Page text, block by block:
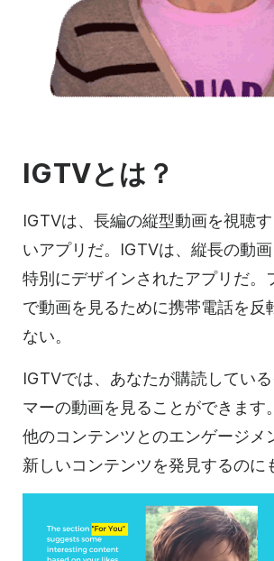
IGTVとは？
IGTVは、長編の縦型動画を視聴
いアプリだ。IGTVは、 縦長の動
特別にデザインされたアプリだ。
で動画を 見るために携帯電話を反
ない。
IGTVでは、あなたが購読してい
マーの動画を見ることができます
他のコンテンツとのエンゲージメ
新しいコンテンツを発見するのに